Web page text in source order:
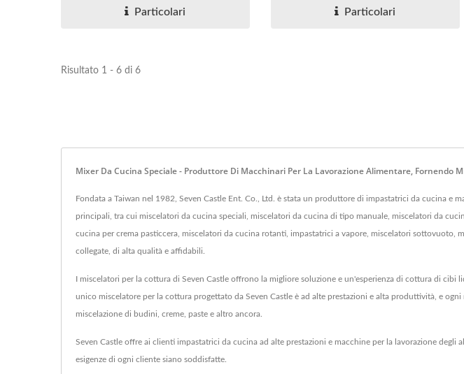
Particolari Particolari
Risultato 1 - 6 di 6
Mixer Da Cucina Speciale - Produttore Di Macchinari Per La Lavorazione Alimentare,
Fondata a Taiwan nel 1982, Seven Castle Ent. Co., Ltd. è stata un produttore di impastatrici da cucina
principali, tra cui miscelatori da cucina speciali, miscelatori da cucina di tipo manuale, miscelatori da
cucina per crema pasticcera, miscelatori da cucina rotanti, impastatrici a vapore, miscelatori
collegate, di alta qualità e affidabili.
I miscelatori per la cottura di Seven Castle offrono la migliore soluzione e un'esperienza di cottura di
unico miscelatore per la cottura progettato da Seven Castle è ad alte prestazioni e alta produttività, e
miscelazione di budini, creme, paste e altro ancora.
Seven Castle offre ai clienti impastatrici da cucina ad alte prestazioni e macchine per la lavorazione
esigenze di ogni cliente siano soddisfatte.